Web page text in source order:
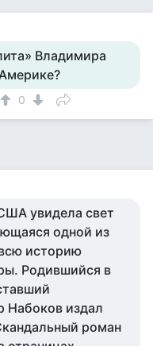
Владимира
0
увидела свет
одной из
историю
Родившийся в
Набоков издал
роман